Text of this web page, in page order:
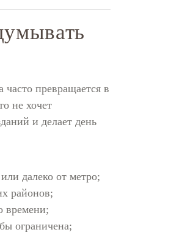
часто превращается в
не хочет
и делает день
далеко от метро;
районов;
времени;
ограничена;